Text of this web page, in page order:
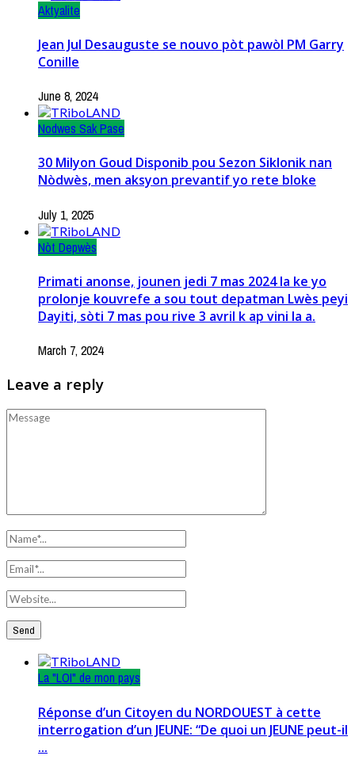
Aktyalite
Jean Jul Desauguste se nouvo pòt pawòl PM Garry
Conille
June 8, 2024
Nodwes Sak Pase
30 Milyon Goud Disponib pou Sezon Siklonik nan
Nòdwès, men aksyon prevantif yo rete bloke
July 1, 2025
Nòt Depwès
Primati anonse, jounen jedi 7 mas 2024 la ke yo
prolonje kouvrefe a sou tout depatman Lwès peyi
Dayiti, sòti 7 mas pou rive 3 avril k ap vini la a.
March 7, 2024
Leave a reply
La "LOI" de mon pays
Réponse d’un Citoyen du NORDOUEST à cette
interrogation d’un JEUNE: “De quoi un JEUNE peut-il
...